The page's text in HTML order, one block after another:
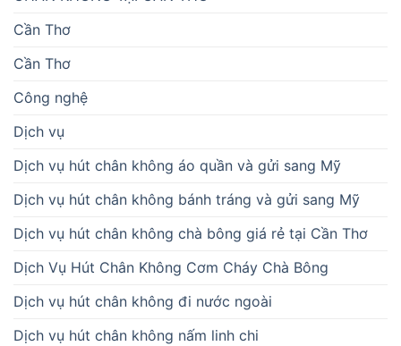
Cần Thơ
Cần Thơ
Công nghệ
Dịch vụ
Dịch vụ hút chân không áo quần và gửi sang Mỹ
Dịch vụ hút chân không bánh tráng và gửi sang Mỹ
Dịch vụ hút chân không chà bông giá rẻ tại Cần Thơ
Dịch Vụ Hút Chân Không Cơm Cháy Chà Bông
Dịch vụ hút chân không đi nước ngoài
Dịch vụ hút chân không nấm linh chi